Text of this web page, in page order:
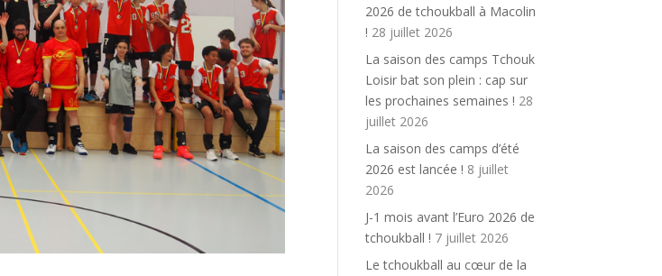
2026 de tchoukball à Macolin
! 28 juillet 2026
La saison des camps Tchouk
Loisir bat son plein : cap sur
les prochaines semaines ! 28
juillet 2026
La saison des camps d’été
2026 est lancée ! 8 juillet
2026
J-1 mois avant l’Euro 2026 de
tchoukball ! 7 juillet 2026
Le tchoukball au cœur de la